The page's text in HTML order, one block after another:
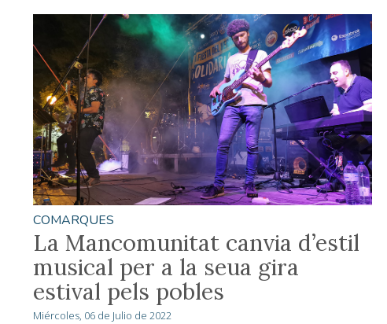
COMARQUES
La Mancomunitat canvia d’estil
musical per a la seua gira
estival pels pobles
Miércoles, 06 de Julio de 2022